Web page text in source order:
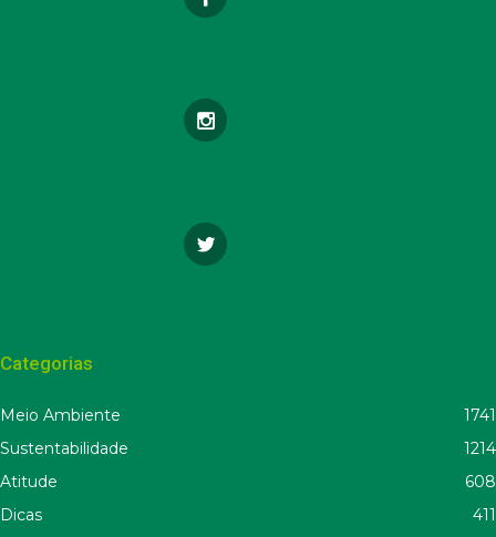
Categorias
Meio Ambiente
1741
Sustentabilidade
1214
Atitude
608
Dicas
411